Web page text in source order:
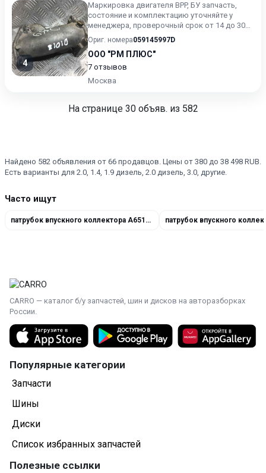
4
Маркировка двигателя BPP, БУ запчасть,
состояние и комплектацию уточняйте у
менеджера, проверочный срок от 14 до 30
дней.
Ориг. номера059145997D
ООО "РМ ПЛЮС"
7 отзывов
Москва
На странице 30объяв. из 582
Найдено 582 объявления от 66 продавцов. Цены от 380 до 38 498 RUB.
Есть варианты для 2.0, 1.4, 1.9 дизель, 2.0 дизель, 3.0, другие.
Часто ищут
патрубок впускного коллектора A6510900028
CARRO — каталог б/у запчастей, шин и дисков на авторазборках
России.
Популярные категории
Запчасти
Шины
Диски
Список избранных запчастей
Полезные ссылки